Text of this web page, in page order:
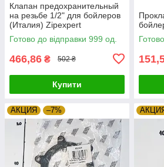
Клапан предохранительный
на резьбе 1/2" для бойлеров
(Италия) Zipexpert
Готово до відправки 999 од.
466,86 ₴ 502 ₴
Купити
АКЦИЯ –7%